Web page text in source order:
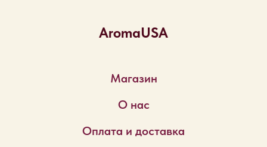
AromaUSA
Магазин
О нас
Оплата и доставка